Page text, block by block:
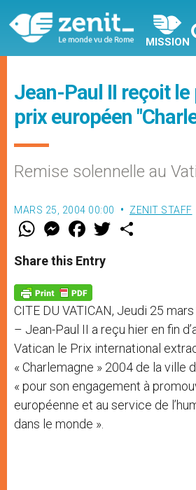
MISSION
Jean-Paul II reçoit
prix européen
Remise solennelle au
MARS 25, 2004 00:00 ZENIT STAFF
W
t
s
p
p
M
e
s
e
g
e
r
F
a
e
b
o
k
w
Share this Entry
CITE DU VATICAN, Jeudi 25
– Jean-Paul II a reçu hier en fin
Vatican le Prix international
« Charlemagne » 2004 de la ville
« pour son engagement à
européenne et au service de
dans le monde ».